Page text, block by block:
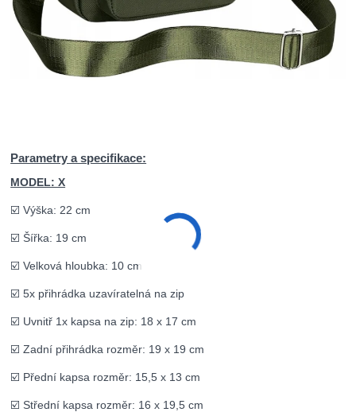
Parametry a specifikace:
MODEL: X
☑️ Výška: 22 cm
☑️ Šířka: 19 cm
☑️ Velková hloubka: 10 cm
☑️ 5x přihrádka uzavíratelná na zip
☑️ Uvnitř 1x kapsa na zip: 18 x 17 cm
☑️ Zadní přihrádka rozměr: 19 x 19 cm
☑️ Přední kapsa rozměr: 15,5 x 13 cm
☑️ Střední kapsa rozměr: 16 x 19,5 cm